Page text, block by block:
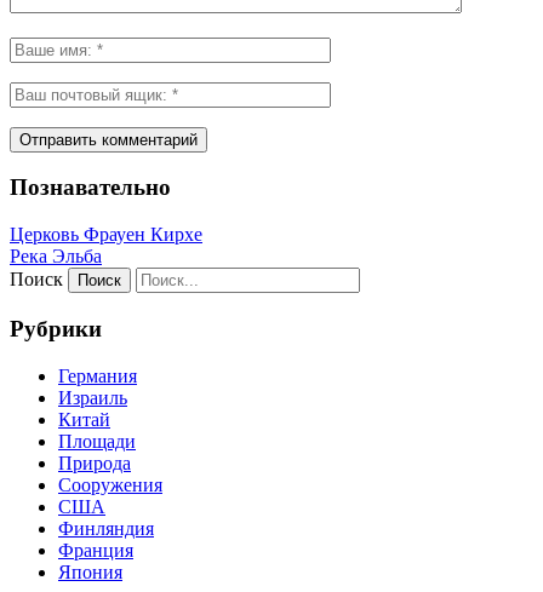
Познавательно
Церковь Фрауен Кирхе
Река Эльба
Поиск
Рубрики
Германия
Израиль
Китай
Площади
Природа
Сооружения
США
Финляндия
Франция
Япония